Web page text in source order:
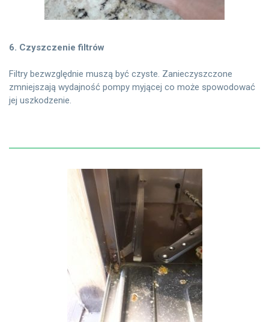
6. Czyszczenie filtrów
Filtry bezwzględnie muszą być czyste. Zanieczyszczone
zmniejszają wydajność pompy myjącej co może spowodować
jej uszkodzenie.